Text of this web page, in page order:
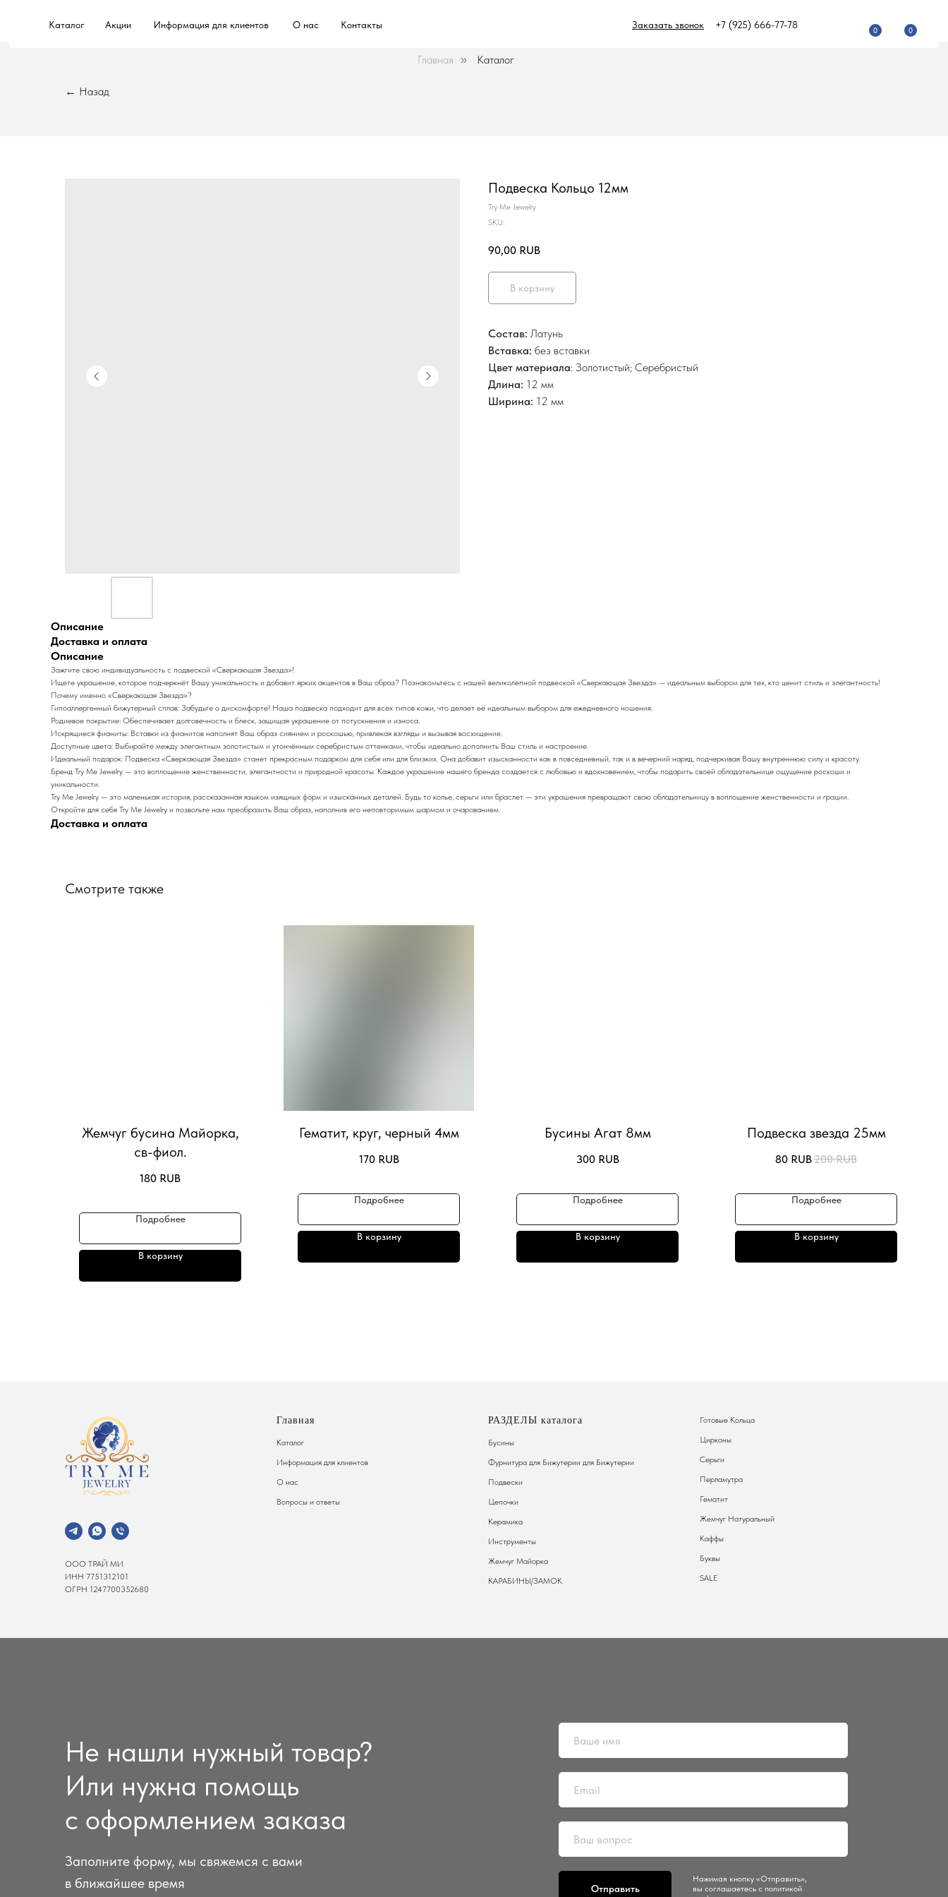
Каталог Акции Информация для клиентов О нас Контакты +7 (925) 666-77-78
Заказать звонок
0 0
Главная » Каталог
← Назад
Подвеска Кольцо 12мм
Try Me Jewelry
SKU:
90,00 RUB
В корзину
Состав: Латунь
Вставка: без вставки
Цвет материала: Золотистый; Серебристый
Длина: 12 мм
Ширина: 12 мм
Описание
Доставка и оплата
Описание
Зажгите свою индивидуальность с подвеской «Сверкающая Звезда»!
Ищете украшение, которое подчеркнёт Вашу уникальность и добавит ярких акцентов в Ваш образ? Познакомьтесь с нашей великолепной подвеской «Сверкающая Звезда» — идеальным выбором для тех, кто ценит стиль и элегантность!
Почему именно «Сверкающая Звезда»?
Гипоаллергенный бижутерный сплав: Забудьте о дискомфорте! Наша подвеска подходит для всех типов кожи, что делает её идеальным выбором для ежедневного ношения.
Родиевое покрытие: Обеспечивает долговечность и блеск, защищая украшение от потускнения и износа.
Искрящиеся фианиты: Вставки из фианитов наполнят Ваш образ сиянием и роскошью, привлекая взгляды и вызывая восхищение.
Доступные цвета: Выбирайте между элегантным золотистым и утончённым серебристым оттенками, чтобы идеально дополнить Ваш стиль и настроение.
Идеальный подарок: Подвеска «Сверкающая Звезда» станет прекрасным подарком для себя или для близких. Она добавит изысканности как в повседневный, так и в вечерний наряд, подчеркивая Вашу внутреннюю силу и красоту.
Бренд Try Me Jewelry — это воплощение женственности, элегантности и природной красоты. Каждое украшение нашего бренда создается с любовью и вдохновением, чтобы подарить своей обладательнице ощущение роскоши и
уникальности.
Try Me Jewelry — это маленькая история, рассказанная языком изящных форм и изысканных деталей. Будь то колье, серьги или браслет — эти украшения превращают свою обладательницу в воплощение женственности и грации.
Откройте для себя Try Me Jewelry и позвольте нам преобразить Ваш образ, наполнив его неповторимым шармом и очарованием.
Доставка и оплата
Смотрите также
Жемчуг бусина Майорка,
св-фиол.
180 RUB
Подробнее
В корзину
Гематит, круг, черный 4мм
170 RUB
Подробнее
В корзину
Бусины Агат 8мм
300 RUB
Подробнее
В корзину
Подвеска звезда 25мм
80 RUB200 RUB
Подробнее
В корзину
ООО ТРАЙ МИ
ИНН 7751312101
ОГРН 1247700352680
Главная
Каталог
Информация для клиентов
О нас
Вопросы и ответы
РАЗДЕЛЫ каталога
Бусины
Фурнитура для Бижутерии для Бижутерии
Подвески
Цепочки
Керамика
Инструменты
Жемчуг Майорка
КАРАБИНЫ/ЗАМОК
Готовые Кольца
Цирконы
Серьги
Перламутра
Гематит
Жемчуг Натуральный
Каффы
Буквы
SALE
Не нашли нужный товар?
Или нужна помощь
с оформлением заказа
Заполните форму, мы свяжемся с вами
в ближайшее время
Отправить
Нажимая кнопку «Отправить»,
вы соглашаетесь с политикой